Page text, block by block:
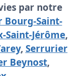
par notre
Bourg-Saint-
Saint-Jérôme,
, Serrurier
Beynost,